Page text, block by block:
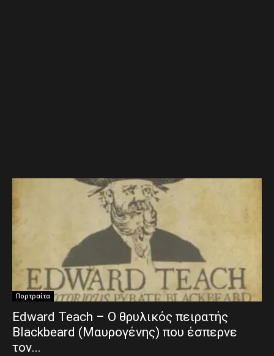
Πορτραίτα
Edward Teach – Ο θρυλικός πειρατής
Blackbeard (Μαυρογένης) που έσπερνε
τον...